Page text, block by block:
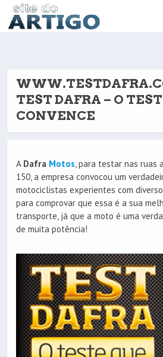
TEST DAFRA – O
CONVENCE
A Dafra Motos, para testar nas ruas
150, a empresa convocou um
motociclistas experientes com
para comprovar que essa é a sua
transporte, já que a moto é uma
de muita potência!